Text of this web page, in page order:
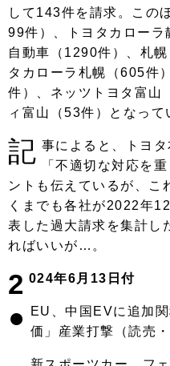
して143件を請求。この
99件）、トヨタカロー
自動車（1290件）、札
タカローラ札幌（605件
件）、ネッツトヨタ富山
ィ富山（53件）となって
記 事によると、トヨ
「不適切な対応を
ントも伝えているが、
くまでも各社が2022年
表した過大請求を集計し
ればいいが…。
2 024年6月13日付
●
EU、中国EVに追加
価」産業打撃（読売・